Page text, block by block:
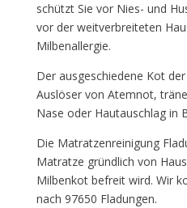
schützt Sie vor Nies- und
vor der weitverbreiteten
Milbenallergie.
Der ausgeschiedene Kot
Auslöser von Atemnot,
Nase oder Hautauschlag in
Die Matratzenreinigung
Matratze gründlich von
Milbenkot befreit wird. Wir
nach 97650 Fladungen.